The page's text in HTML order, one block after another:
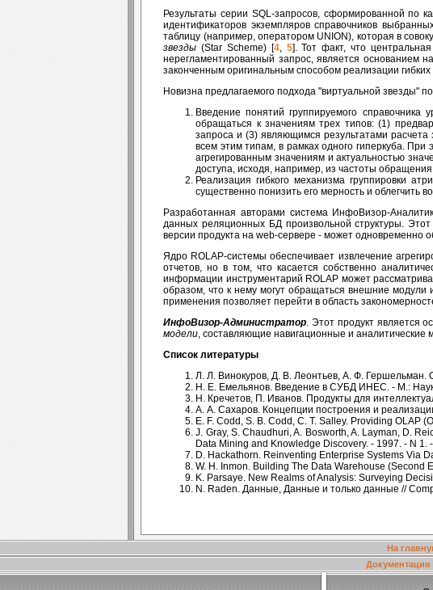
Результаты серии SQL-запросов, сформированной по
идентификаторов экземпляров справочников
таблицу (например, оператором UNION), которая в
звезды (Star Scheme) [4, 5]. Тот факт, что
нерегламентированный запрос, является основанием
законченным оригинальным способом реализации
Новизна предлагаемого подхода "виртуальной звезды"
Введение понятий группируемого
обращаться к значениям трех типов: (1)
запроса и (3) являющимся результатами
всем этим типам, в рамках одного гиперкуба.
агрегированным значениям и актуальностью
доступа, исходя, например, из частоты
Реализация гибкого механизма группировки
существенно понизить его мерность и
Разработанная авторами система ИнфоВизор-
данных реляционных БД произвольной структуры. Этот
версии продукта на web-сервере - может одновременно
Ядро ROLAP-системы обеспечивает извлечение
отчетов, но в том, что касается собственно
информации инструментарий ROLAP может
образом, что к нему могут обращаться внешние модули
применения позволяет перейти в область
ИнфоВизор-Администратор. Этот продукт является
модели, составляющие навигационные и
Список литературы
Л. Л. Винокуров, Д. В. Леонтьев, А. Ф.
Н. Е. Емельянов. Введение в СУБД ИНЕС. - М.:
Н. Кречетов, П. Иванов. Продукты для
А. А. Сахаров. Концепции построения и
E. F. Codd, S. B. Codd, C. T. Salley. Providing OLAP
J. Gray, S. Chaudhuri, A. Bosworth, A. Layman, D.
Data Mining and Knowledge Discovery. - 1997. - N 1.
D. Hackathorn. Reinventing Enterprise Systems Via
W. H. Inmon. Building The Data Warehouse (Second
K. Parsaye. New Realms of Analysis: Surveying
N. Raden. Данные, Данные и только данные //
На
Документация